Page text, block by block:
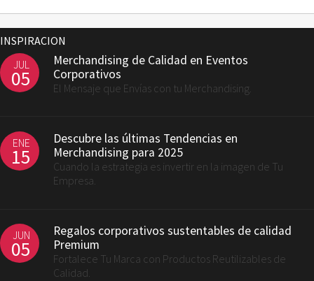
INSPIRACION
JUL
05
Merchandising de Calidad en Eventos
Corporativos
El Mensaje que Envías con tu Merchandising.
ENE
15
Descubre las últimas Tendencias en
Merchandising para 2025
Cuando la estrategia es invertir en la imagen de Tu
Empresa.
JUN
05
Regalos corporativos sustentables de calidad
Premium
Fortalece Tu Marca con Productos Reutilizables de
Calidad.